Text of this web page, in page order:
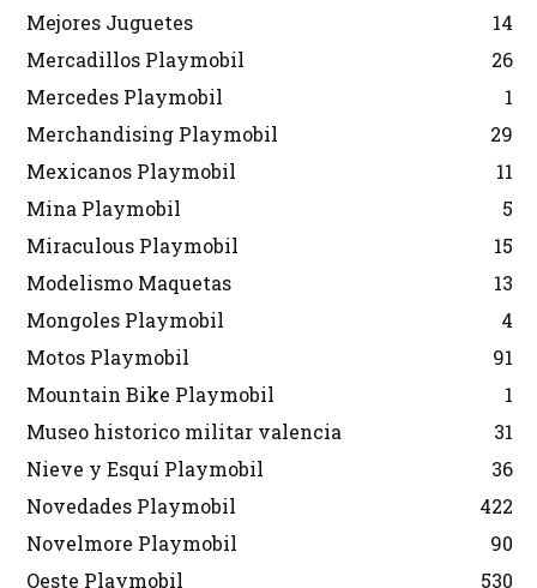
Mejores Juguetes
14
Mercadillos Playmobil
26
Mercedes Playmobil
1
Merchandising Playmobil
29
Mexicanos Playmobil
11
Mina Playmobil
5
Miraculous Playmobil
15
Modelismo Maquetas
13
Mongoles Playmobil
4
Motos Playmobil
91
Mountain Bike Playmobil
1
Museo historico militar valencia
31
Nieve y Esquí Playmobil
36
Novedades Playmobil
422
Novelmore Playmobil
90
Oeste Playmobil
530